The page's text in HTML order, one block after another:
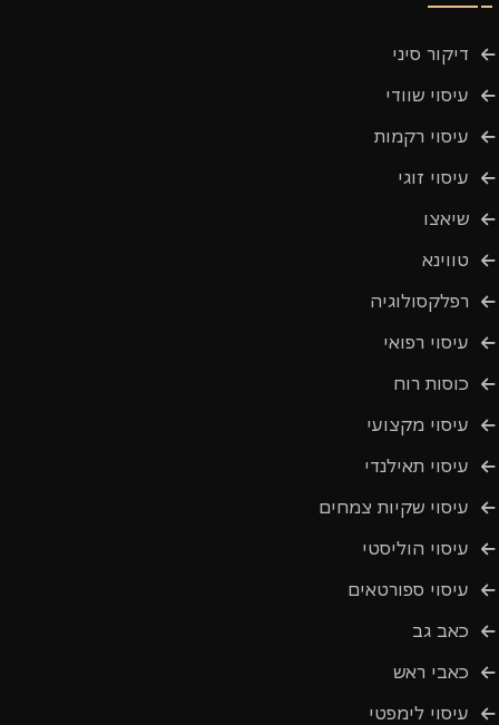
דיקור סיני
עיסוי שוודי
עיסוי רקמות
עיסוי זוגי
שיאצו
טווינא
רפלקסולוגיה
עיסוי רפואי
כוסות רוח
עיסוי מקצועי
עיסוי תאילנדי
עיסוי שקיות צמחים
עיסוי הוליסטי
עיסוי ספורטאים
כאב גב
כאבי ראש
עיסוי לימפטי